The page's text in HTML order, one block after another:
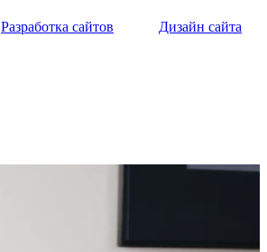
Разработка сайтов Дизайн сайта